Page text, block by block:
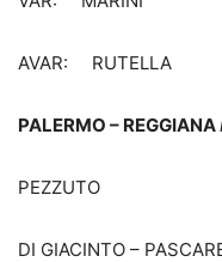
AVAR: RUTELLA
PALERMO – REGGIANA
PEZZUTO
DI GIACINTO –